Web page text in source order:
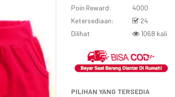
Poin Reward:
4000
Ketersediaan:
24
Dilihat
1068 kali
PILIHAN YANG TERSEDIA